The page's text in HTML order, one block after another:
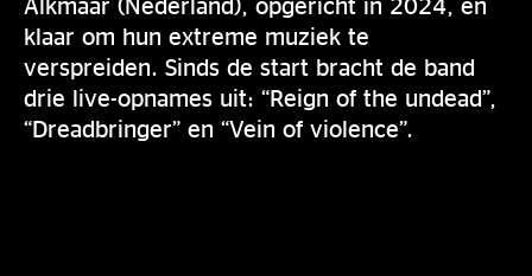
klaar om hun extreme muziek te
verspreiden. Sinds de start bracht de band
drie live-opnames uit: “Reign of the undead”,
“Dreadbringer” en “Vein of violence”.